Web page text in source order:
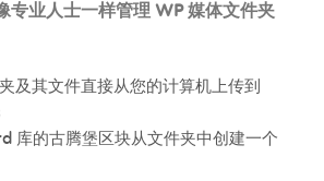
专业人士一样管理 WP 媒体文件夹
及其文件直接从您的计算机上传到
库的古腾堡区块从文件夹中创建一个